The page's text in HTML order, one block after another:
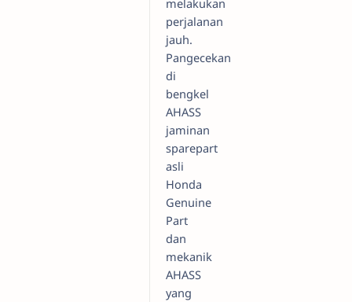
melakukan
perjalanan
jauh.
Pangecekan
di
bengkel
AHASS
jaminan
sparepart
asli
Honda
Genuine
Part
dan
mekanik
AHASS
yang